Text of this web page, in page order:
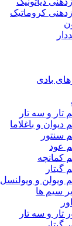
کروماتیک
بادی
تار و سه تار
دیوان و باغلاما
سنتور
عود
کمانچه
گیتار
ویولن و ویولنسل
سیم ها
تار و سه تار